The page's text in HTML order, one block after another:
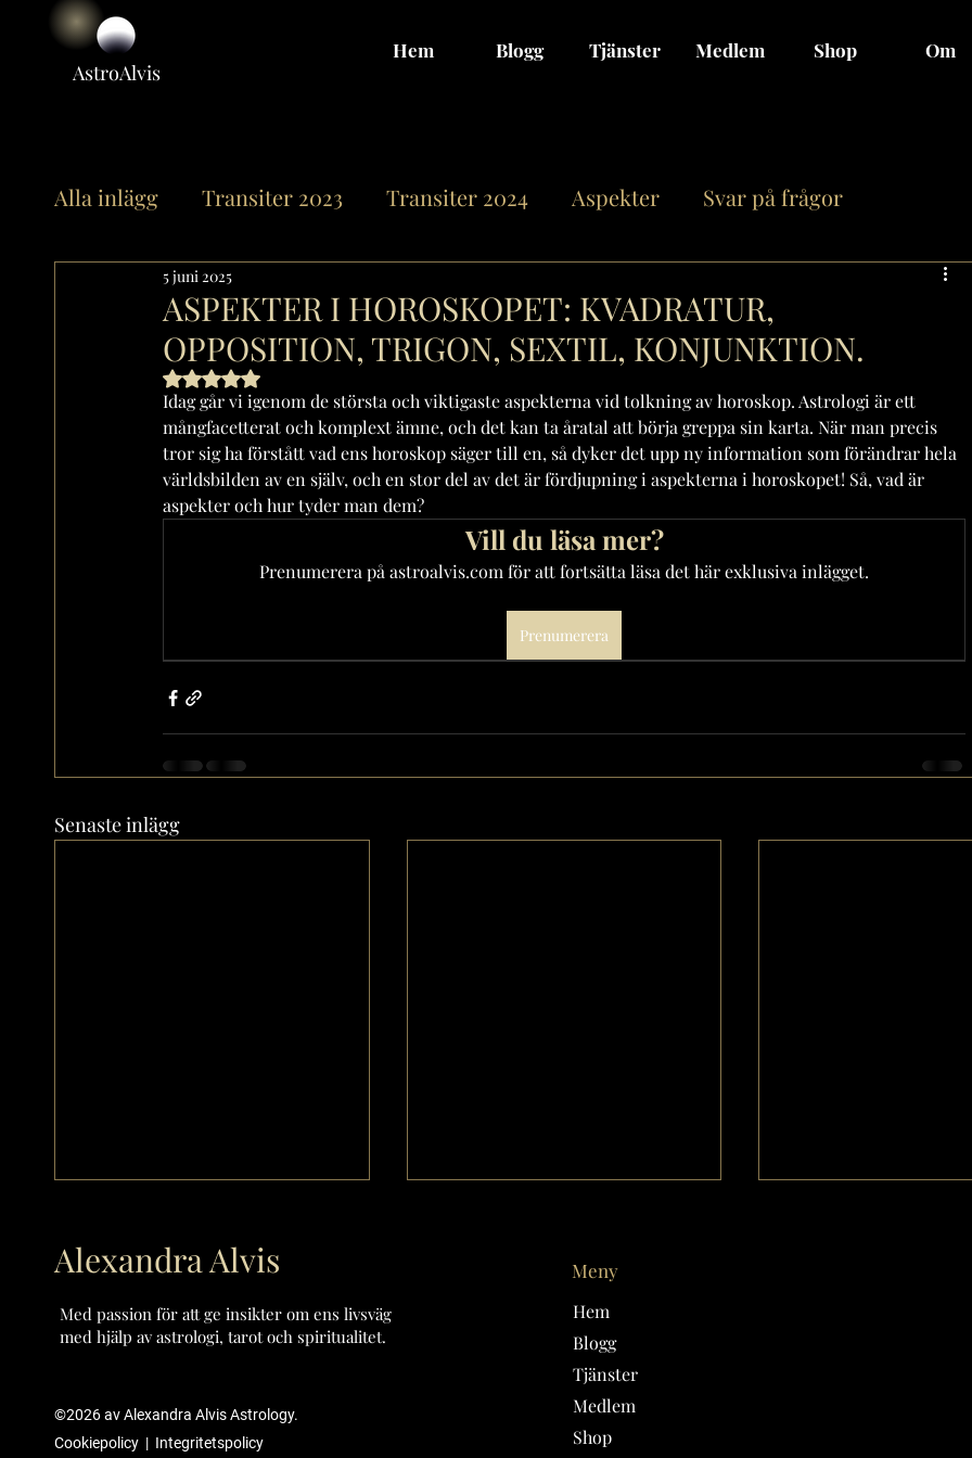
AstroAlvis
Hem Blogg Tjänster Medlem Shop Om
Alla inlägg Transiter 2023 Transiter 2024 Aspekter Svar på frågor
Offentliga horoskop Fullmåne/
Merkurius Venus Mars Chiron Jupiter Saturnus Uranus
Mån-Noderna Neptunus Pluto 12 stjärntecken Asteroider Relationer
ASPEKTER I HOROSKOPET: KVADRATUR,
OPPOSITION, TRIGON, SEXTIL, KONJUNKTION.
5 juni 2025
Betygsatt till NaN av 5 stjärnor.
Idag går vi igenom de största och viktigaste aspekterna vid tolkning av horoskop. Astrologi är ett
mångfacetterat och komplext ämne, och det kan ta åratal att börja greppa sin karta. När man precis
tror sig ha förstått vad ens horoskop säger till en, så dyker det upp ny information som förändrar hela
världsbilden av en själv, och en stor del av det är fördjupning i aspekterna i horoskopet! Så, vad är
aspekter och hur tyder man dem?
Vill du läsa mer?
Prenumerera på astroalvis.com för att fortsätta läsa det här exklusiva inlägget.
Prenumerera
Senaste inlägg
KRÄFTAN/CANCER
MÅNADSTECKEN -
TVILLINGARNA/GEMINI
Alexandra Alvis
Med passion för att ge insikter om ens livsväg
med hjälp av astrologi, tarot och spiritualitet.
©2026av Alexandra Alvis Astrology.
Cookiepolicy | Integritetspolicy
Meny
Hem
Blogg
Tjänster
Medlem
Shop